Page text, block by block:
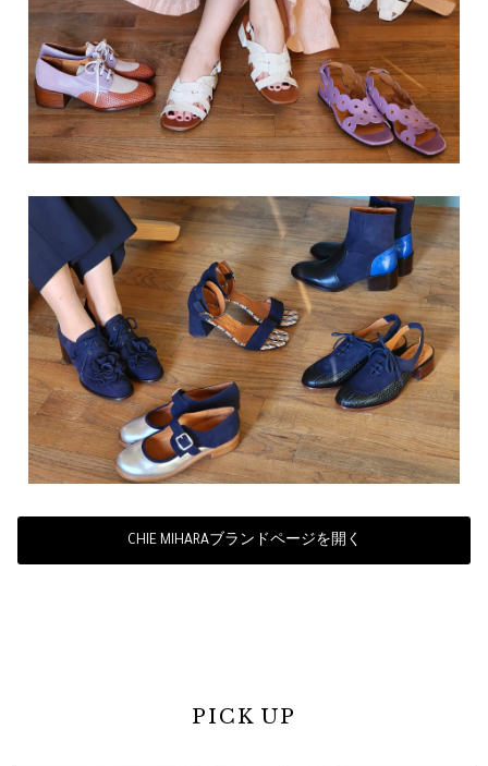
CHIE MIHARAブランドページを開く
PICK UP